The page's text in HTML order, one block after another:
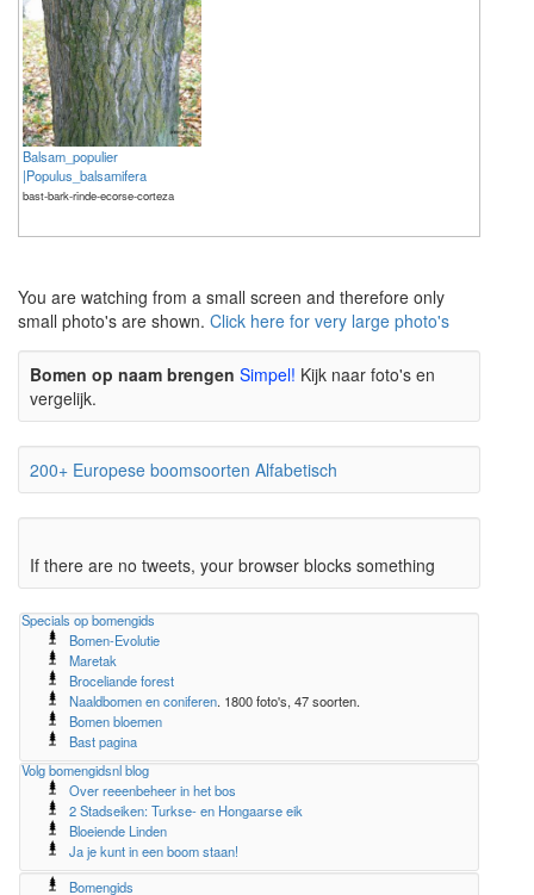
Balsam_populier
|Populus_balsamifera
bast-bark-rinde-ecorse-corteza
You are watching from a small screen and therefore only
small photo's are shown. Click here for very large photo's
Bomen op naam brengen Simpel! Kijk naar foto's en
vergelijk.
200+ Europese boomsoorten Alfabetisch
If there are no tweets, your browser blocks something
Specials op bomengids
Bomen-Evolutie
Maretak
Broceliande forest
Naaldbomen en coniferen. 1800 foto's, 47 soorten.
Bomen bloemen
Bast pagina
Volg bomengidsnl blog
Over reeenbeheer in het bos
2 Stadseiken: Turkse- en Hongaarse eik
Bloeiende Linden
Ja je kunt in een boom staan!
Bomengids